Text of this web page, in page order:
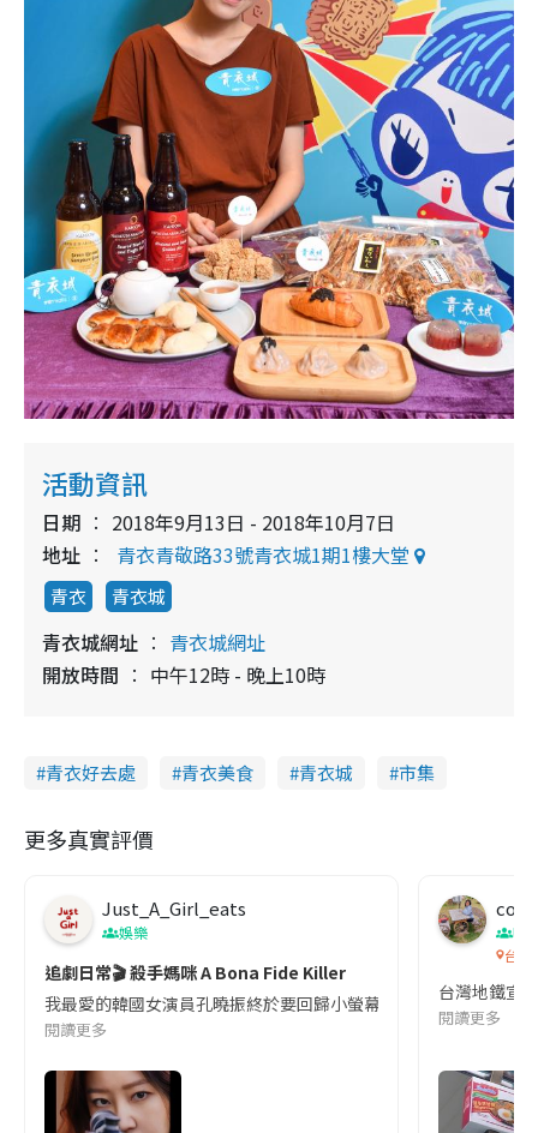
活動資訊
日期
2018年9月13日 - 2018年10月7日
地址
青衣青敬路33號青衣城1期1樓大堂
青衣 青衣城
青衣城網址
青衣城網址
開放時間
中午12時 - 晚上10時
青衣好去處 青衣美食 青衣城 市集
更多真實評價
Just_A_Girl_eats
娛樂
追劇日常🎬 殺手媽咪 A Bona Fide Killer
我最愛的韓國女演員孔曉振終於要回歸小螢幕啦!這次的劇本改編
閱讀更多
co
吹
台灣
台灣地鐵宣
閱讀更多